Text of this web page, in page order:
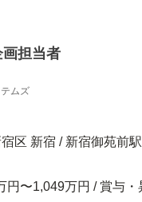
画担当者
ムズ
区 新宿 / 新宿御苑前
円〜1,049万円 / 賞与・